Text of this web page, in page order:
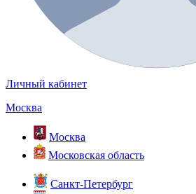
Личный кабинет
Москва
Москва
Московская область
Санкт-Петербург